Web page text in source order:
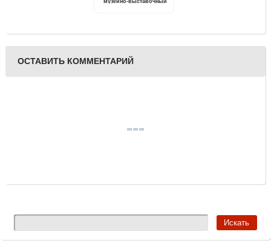
Звезды"
ОСТАВИТЬ КОММЕНТАРИЙ